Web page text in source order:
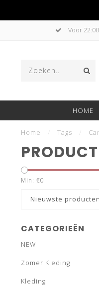
Voor
HOME
Home Tags
Min: €0
Nieuwste producten
CATEGORIEËN
NEW
Zomer Kleding
Kleding